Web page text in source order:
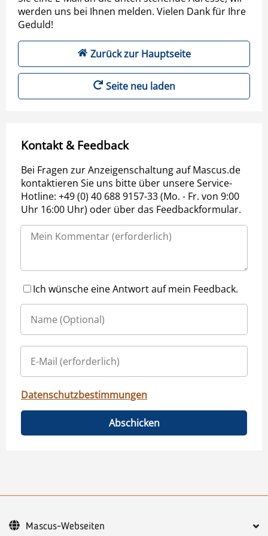
werden uns bei Ihnen melden. Vielen Dank für Ihre
Geduld!
Zurück zur Hauptseite
Seite neu laden
Kontakt & Feedback
Bei Fragen zur Anzeigenschaltung auf Mascus.de
kontaktieren Sie uns bitte über unsere Service-
Hotline: +49 (0) 40 688 9157-33 (Mo. - Fr. von 9:00
Uhr 16:00 Uhr) oder über das Feedbackformular.
Ich wünsche eine Antwort auf mein Feedback.
Datenschutzbestimmungen
Abschicken
Mascus-Webseiten